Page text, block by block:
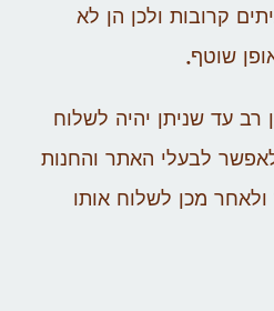
קרובות ולכן הן לא
שוטף.
רב עד שניתן יהיה לשלוח
לבעלי האתר והחנות
מכן לשלוח אותו